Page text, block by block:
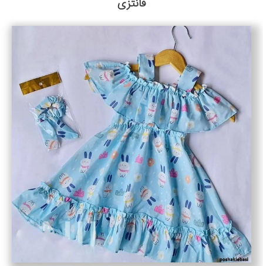
فانتزی